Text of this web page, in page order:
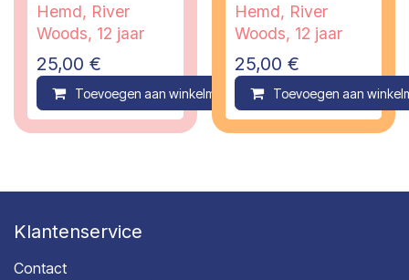
Hemd, River
Woods, 12 jaar
25,00 €
Toevoegen aan winkelmandje Compare
Hemd, River
Woods, 12 jaar
25,00 €
Toevoegen aan
Klantenservice
Contact